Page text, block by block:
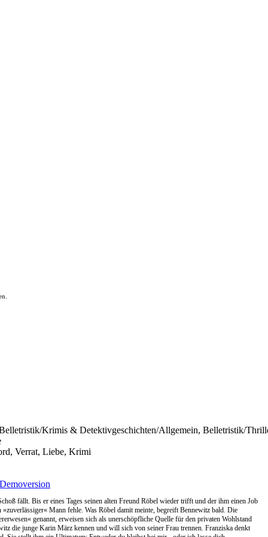
Krimis & Detektivgeschichten/Allgemein, Belletristik/
Verrat, Liebe, Krimi
Demoversion
fällt. Bis er eines Tages seinen alten Freund Röbel wieder trifft und der ihm einen Job
Mann fehle. Was Röbel damit meinte, begreift Bennewitz bald. Die
genannt, erweisen sich als unerschöpfliche Quelle für den privaten Wohlstand
die junge Karin März kennen und will sich von seiner Frau trennen. Franziska denkt